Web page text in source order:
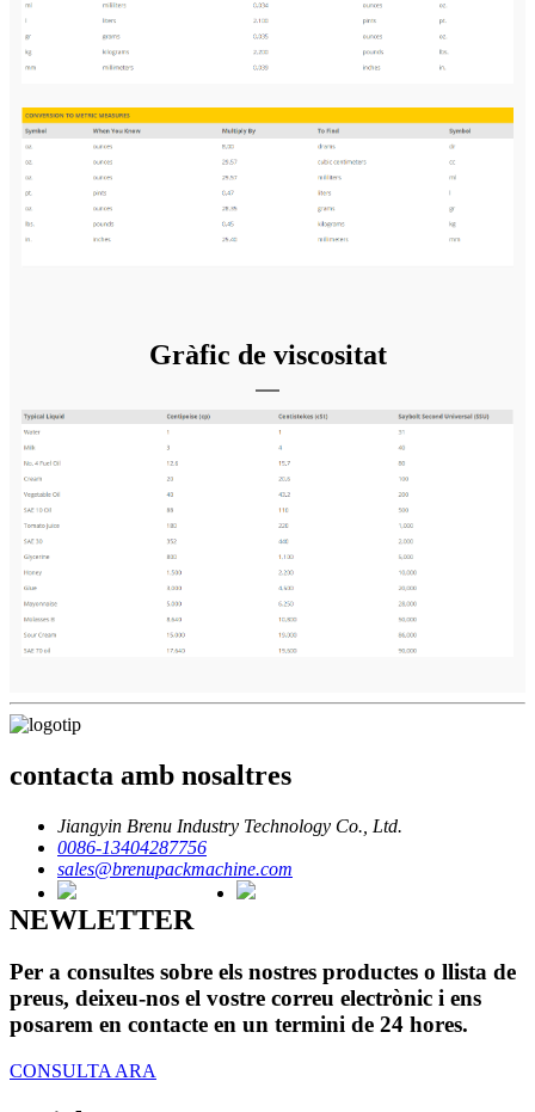
Gràfic de viscositat
contacta amb nosaltres
Jiangyin Brenu Industry Technology Co., Ltd.
0086-13404287756
sales@brenupackmachine.com
NEWLETTER
Per a consultes sobre els nostres productes o llista de
preus, deixeu-nos el vostre correu electrònic i ens
posarem en contacte en un termini de 24 hores.
CONSULTA ARA